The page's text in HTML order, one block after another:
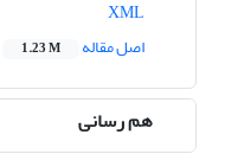
اصل مقاله
1.23 M
هم رسانی